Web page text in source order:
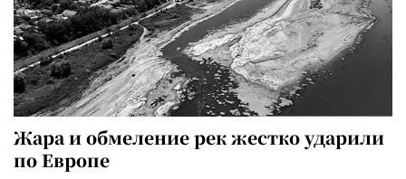
Жара и обмеление рек жестко ударили
по Европе